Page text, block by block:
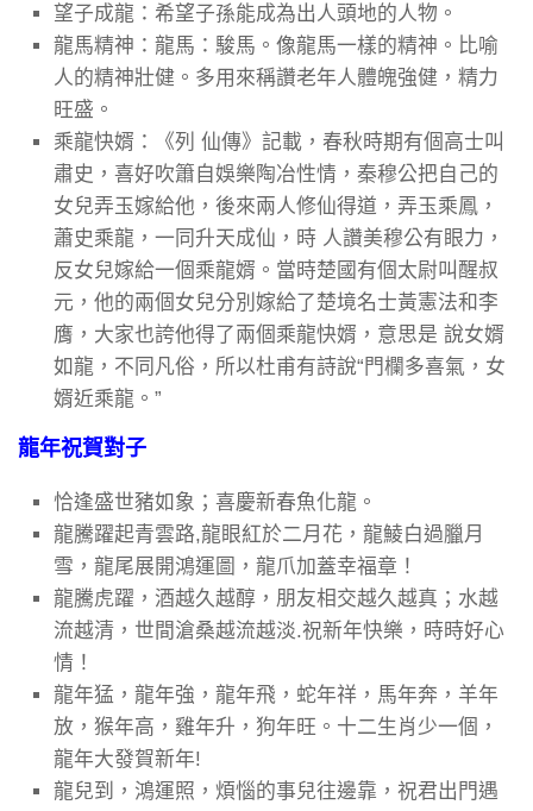
望子成龍：希望子孫能成為出人頭地的人物。
龍馬精神：龍馬：駿馬。像龍馬一樣的精神。比喻
人的精神壯健。多用來稱讚老年人體魄強健，精力
旺盛。
乘龍快婿：《列 仙傳》記載，春秋時期有個高士叫
肅史，喜好吹簫自娛樂陶冶性情，秦穆公把自己的
女兒弄玉嫁給他，後來兩人修仙得道，弄玉乘鳳，
蕭史乘龍，一同升天成仙，時 人讚美穆公有眼力，
反女兒嫁給一個乘龍婿。當時楚國有個太尉叫醒叔
元，他的兩個女兒分別嫁給了楚境名士黃憲法和李
膺，大家也誇他得了兩個乘龍快婿，意思是 說女婿
如龍，不同凡俗，所以杜甫有詩說“門欄多喜氣，女
婿近乘龍。”
龍年祝賀對子
恰逢盛世豬如象；喜慶新春魚化龍。
龍騰躍起青雲路,龍眼紅於二月花，龍鯪白過臘月
雪，龍尾展開鴻運圖，龍爪加蓋幸福章！
龍騰虎躍，酒越久越醇，朋友相交越久越真；水越
流越清，世間滄桑越流越淡.祝新年快樂，時時好心
情！
龍年猛，龍年強，龍年飛，蛇年祥，馬年奔，羊年
放，猴年高，雞年升，狗年旺。十二生肖少一個，
龍年大發賀新年!
龍兒到，鴻運照，煩惱的事兒往邊靠，祝君出門遇